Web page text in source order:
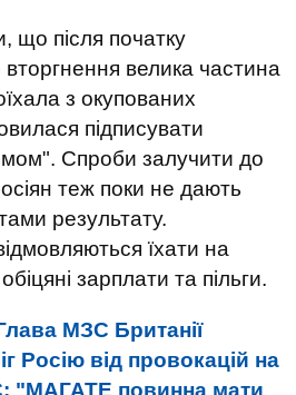
що після початку
велика частина
з окупованих
підписувати
Спроби залучити до
теж поки не дають
результату.
їхати на
зарплати та пільги.
МЗС Британії
Росію від провокацій на
"МАГАТЕ повинна мати